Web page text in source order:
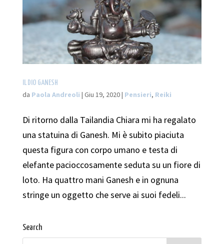
IL DIO GANESH
da Paola Andreoli | Giu 19, 2020| Pensieri, Reiki
Di ritorno dalla Tailandia Chiara mi ha regalato
una statuina di Ganesh. Mi è subito piaciuta
questa figura con corpo umano e testa di
elefante pacioccosamente seduta su un fiore di
loto. Ha quattro mani Ganesh e in ognuna
stringe un oggetto che serve ai suoi fedeli...
Search